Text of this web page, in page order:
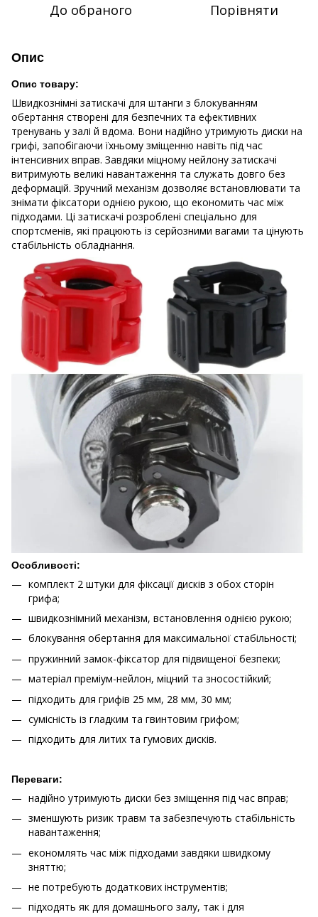
До обраного Порівняти
Опис
Опис товару:
Швидкознімні затискачі для штанги з блокуванням
обертання створені для безпечних та ефективних
тренувань у залі й вдома. Вони надійно утримують диски на
грифі, запобігаючи їхньому зміщенню навіть під час
інтенсивних вправ. Завдяки міцному нейлону затискачі
витримують великі навантаження та служать довго без
деформацій. Зручний механізм дозволяє встановлювати та
знімати фіксатори однією рукою, що економить час між
підходами. Ці затискачі розроблені спеціально для
спортсменів, які працюють із серйозними вагами та цінують
стабільність обладнання.
Особливості:
комплект 2 штуки для фіксації дисків з обох сторін
грифа;
швидкознімний механізм, встановлення однією рукою;
блокування обертання для максимальної стабільності;
пружинний замок-фіксатор для підвищеної безпеки;
матеріал преміум-нейлон, міцний та зносостійкий;
підходить для грифів 25 мм, 28 мм, 30 мм;
сумісність із гладким та гвинтовим грифом;
підходить для литих та гумових дисків.
Переваги:
надійно утримують диски без зміщення під час вправ;
зменшують ризик травм та забезпечують стабільність
навантаження;
економлять час між підходами завдяки швидкому
зняттю;
не потребують додаткових інструментів;
підходять як для домашнього залу, так і для